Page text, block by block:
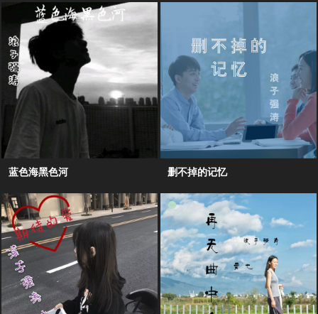
蓝色海黑色河 删不掉的记忆